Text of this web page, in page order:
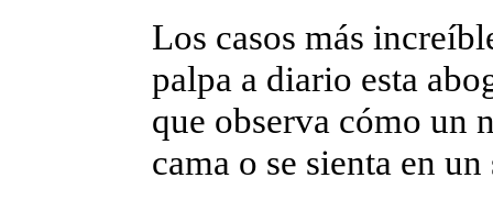
Los casos más
palpa a diario esta
que observa cómo un
cama o se sienta en